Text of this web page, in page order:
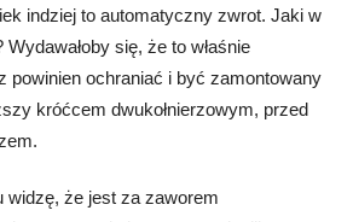
indziej to automatyczny zwrot. Jaki w
się, że to właśnie
powinien ochraniać i być zamontowany
króćcem dwukołnierzowym, przed
widzę, że jest za zaworem